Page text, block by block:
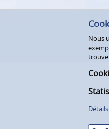
Nous
Détails